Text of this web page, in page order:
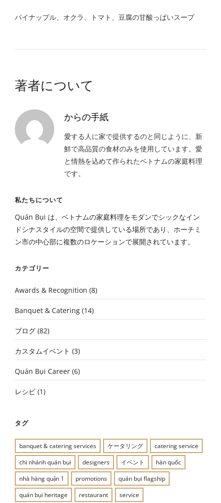
パイナップル、オクラ、トマト、豆腐の甘酸っぱいスープ
著者について
からの手紙
愛する人に家で提供するのと同じように、新
鮮で高品質の食材のみを使用しています。愛
と情熱を込めて作られたベトナムの家庭料理
です。
私たちについて
Quán Bụi は、ベトナムの家庭料理をモダンでシックなイン
ドシナスタイルの空間で提供している場所であり、ホーチミ
ン市の中心部に複数のロケーションで展開されています。
カテゴリー
Awards & Recognition (8)
Banquet & Catering (14)
ブログ (82)
カスタムイベント (3)
Quán Bụi Career (6)
レシピ (1)
タグ
banquet & catering services ケータリング
catering service
chi nhánh quán bụi
designers イベント
hàn quốc
nhà hàng quận 1
promotions
quán bụi flagship
quán bụi heritage
restaurant service